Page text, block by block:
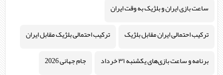
ساعت بازی ایران و بلژیک به وقت ایران
ترکیب احتمالی ایران مقابل بلژیک
ترکیب احتمالی بلژیک مقابل ایران
برنامه و ساعت بازی‌های یکشنبه ۳۱ خرداد
جام جهانی 2026